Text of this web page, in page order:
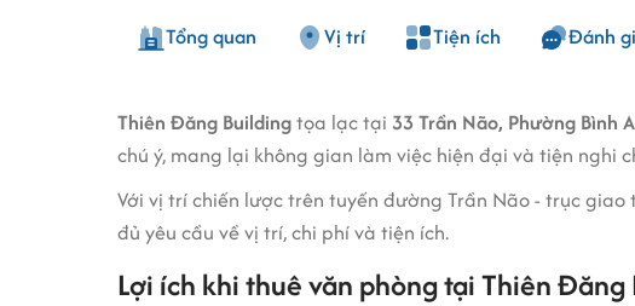
Tổng quan Vị trí Tiện ích Đánh
Thiên Đăng Buildingtọa lạc tại 33 Trần Não, Phường Bình
chú ý, mang lại không gian làm việc hiện đại và tiện nghi
Với vị trí chiến lược trên tuyến đường Trần Não - trục
đủ yêu cầu về vị trí, chi phí và tiện ích.
Lợi ích khi thuê văn phòng tại Thiên